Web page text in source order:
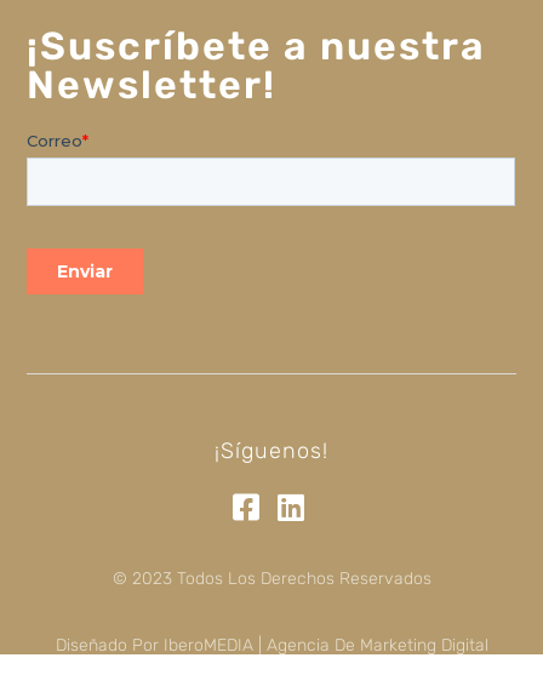
¡Suscríbete a nuestra
Newsletter!
¡Síguenos!
© 2023 Todos Los Derechos Reservados
Diseñado Por IberoMEDIA | Agencia De Marketing Digital